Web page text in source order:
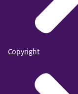
Copyright